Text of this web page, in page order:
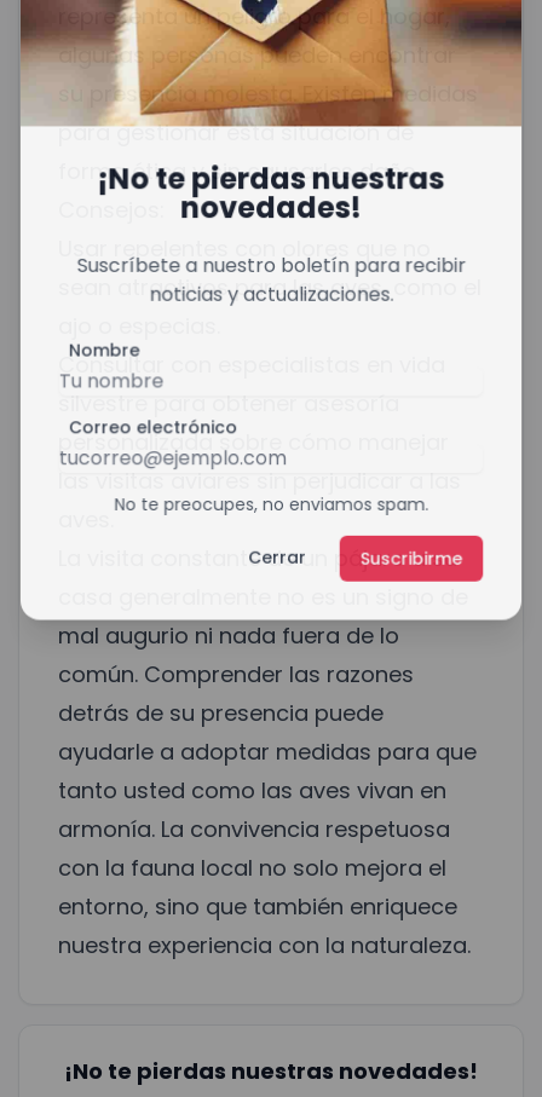
representa un peligro para el hogar,
algunas personas pueden encontrar
su presencia molesta. Existen medidas
para gestionar esta situación de
forma ética y sin causarles daño.
Usar repelentes con olores que no
sean atractivos para las aves, como el
Consultar con especialistas en vida
personalizada sobre cómo manejar
La visita constante de un pájaro a su
mal augurio ni nada fuera de lo
común. Comprender las razones
detrás de su presencia puede
ayudarle a adoptar medidas para que
tanto usted como las aves vivan en
armonía. La convivencia respetuosa
con la fauna local no solo mejora el
entorno, sino que también enriquece
nuestra experiencia con la naturaleza.
¡No te pierdas nuestras novedades!
¡No te pierdas nuestras
novedades!
Suscríbete a nuestro boletín para recibir
noticias y actualizaciones.
Nombre
Correo electrónico
No te preocupes, no enviamos spam.
Cerrar Suscribirme